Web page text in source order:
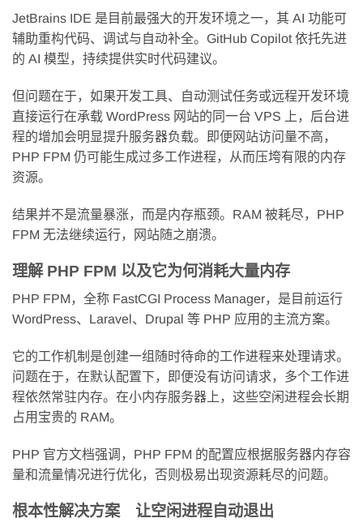
JetBrains IDE 是目前最强大的开发环境之一，其 AI 功能可
辅助重构代码、调试与自动补全。GitHub Copilot 依托先进
的 AI 模型，持续提供实时代码建议。
但问题在于，如果开发工具、自动测试任务或远程开发环境
直接运行在承载 WordPress 网站的同一台 VPS 上，后台进
程的增加会明显提升服务器负载。即便网站访问量不高，
PHP FPM 仍可能生成过多工作进程，从而压垮有限的内存
资源。
结果并不是流量暴涨，而是内存瓶颈。RAM 被耗尽，PHP
FPM 无法继续运行，网站随之崩溃。
理解 PHP FPM 以及它为何消耗大量内存
PHP FPM，全称 FastCGI Process Manager，是目前运行
WordPress、Laravel、Drupal 等 PHP 应用的主流方案。
它的工作机制是创建一组随时待命的工作进程来处理请求。
问题在于，在默认配置下，即便没有访问请求，多个工作进
程依然常驻内存。在小内存服务器上，这些空闲进程会长期
占用宝贵的 RAM。
PHP 官方文档强调，PHP FPM 的配置应根据服务器内存容
量和流量情况进行优化，否则极易出现资源耗尽的问题。
根本性解决方案 让空闲进程自动退出